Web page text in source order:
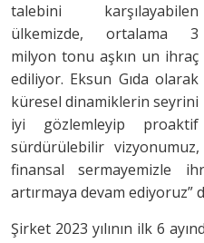
talebini karşılayabilen
ülkemizde, ortalama 3
milyon tonu aşkın un ihraç
ediliyor. Eksun Gıda olarak
küresel dinamiklerin seyrini
iyi gözlemleyip proaktif
sürdürülebilir
finansal sermayemizle
artırmaya devam ediyoruz”
Şirket 2023 yılının ilk 6